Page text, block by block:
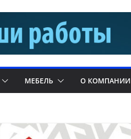
МЕБЕЛЬ О КОМПАНИИ